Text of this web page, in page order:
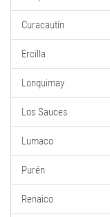
Curacautín
Ercilla
Lonquimay
Los Sauces
Lumaco
Purén
Renaico